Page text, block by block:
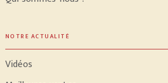
NOTRE ACTUALITÉ
Vidéos